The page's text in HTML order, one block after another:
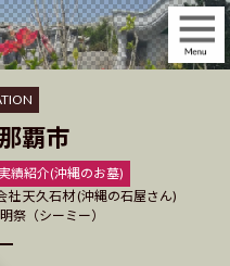
覇市
実績紹介(沖縄のお墓)
社 天久石材 (沖縄の石屋さん)
祭（シーミー）